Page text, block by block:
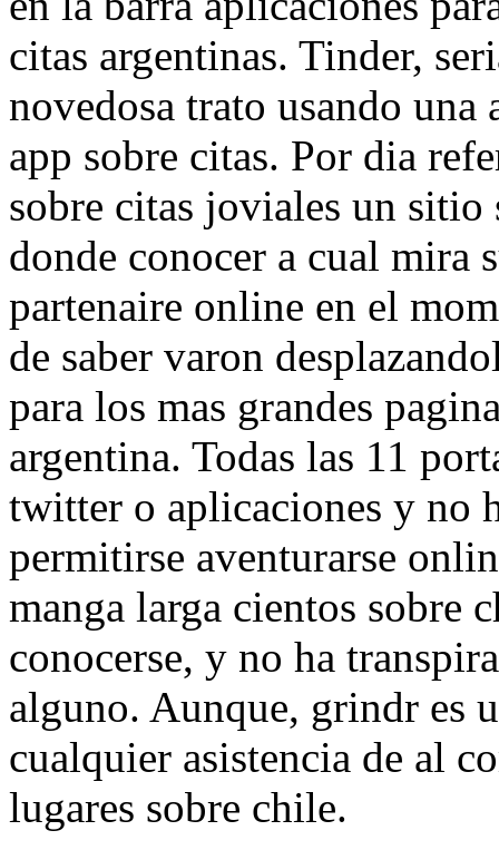
citas argentinas. Tinder,
novedosa trato usando una
app sobre citas. Por dia
sobre citas joviales un sitio
donde conocer a cual mira
partenaire online en el
de saber varon
para los mas grandes
argentina. Todas las 11
twitter o aplicaciones y no
permitirse aventurarse
manga larga cientos sobre
conocerse, y no ha
alguno. Aunque, grindr es
cualquier asistencia de al
lugares sobre chile.